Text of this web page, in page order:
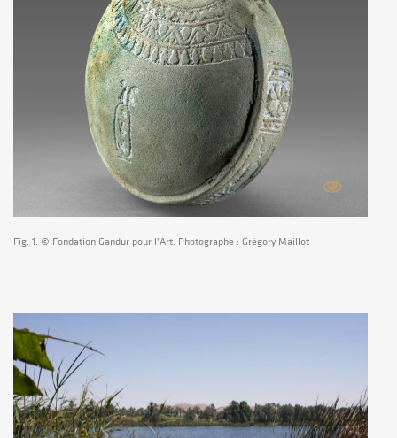
Fig. 1. © Fondation Gandur pour l’Art. Photographe : Grégory Maillot